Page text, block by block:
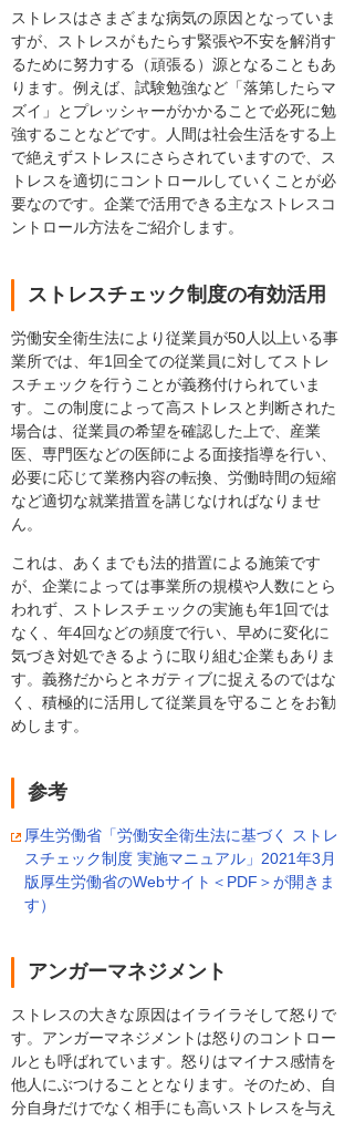
ストレスはさまざまな病気の原因となっていま
すが、ストレスがもたらす緊張や不安を解消す
るために努力する（頑張る）源となることもあ
ります。例えば、試験勉強など「落第したらマ
ズイ」とプレッシャーがかかることで必死に勉
強することなどです。人間は社会生活をする上
で絶えずストレスにさらされていますので、ス
トレスを適切にコントロールしていくことが必
要なのです。企業で活用できる主なストレスコ
ントロール方法をご紹介します。
ストレスチェック制度の有効活用
労働安全衛生法により従業員が50人以上いる事
業所では、年1回全ての従業員に対してストレ
スチェックを行うことが義務付けられていま
す。この制度によって高ストレスと判断された
場合は、従業員の希望を確認した上で、産業
医、専門医などの医師による面接指導を行い、
必要に応じて業務内容の転換、労働時間の短縮
など適切な就業措置を講じなければなりませ
ん。
これは、あくまでも法的措置による施策です
が、企業によっては事業所の規模や人数にとら
われず、ストレスチェックの実施も年1回では
なく、年4回などの頻度で行い、早めに変化に
気づき対処できるように取り組む企業もありま
す。義務だからとネガティブに捉えるのではな
く、積極的に活用して従業員を守ることをお勧
めします。
参考
厚生労働省「労働安全衛生法に基づく ストレ
スチェック制度 実施マニュアル」2021年3月
版厚生労働省のWebサイト＜PDF＞が開きま
す）
アンガーマネジメント
ストレスの大きな原因はイライラそして怒りで
す。アンガーマネジメントは怒りのコントロー
ルとも呼ばれています。怒りはマイナス感情を
他人にぶつけることとなります。そのため、自
分自身だけでなく相手にも高いストレスを与え